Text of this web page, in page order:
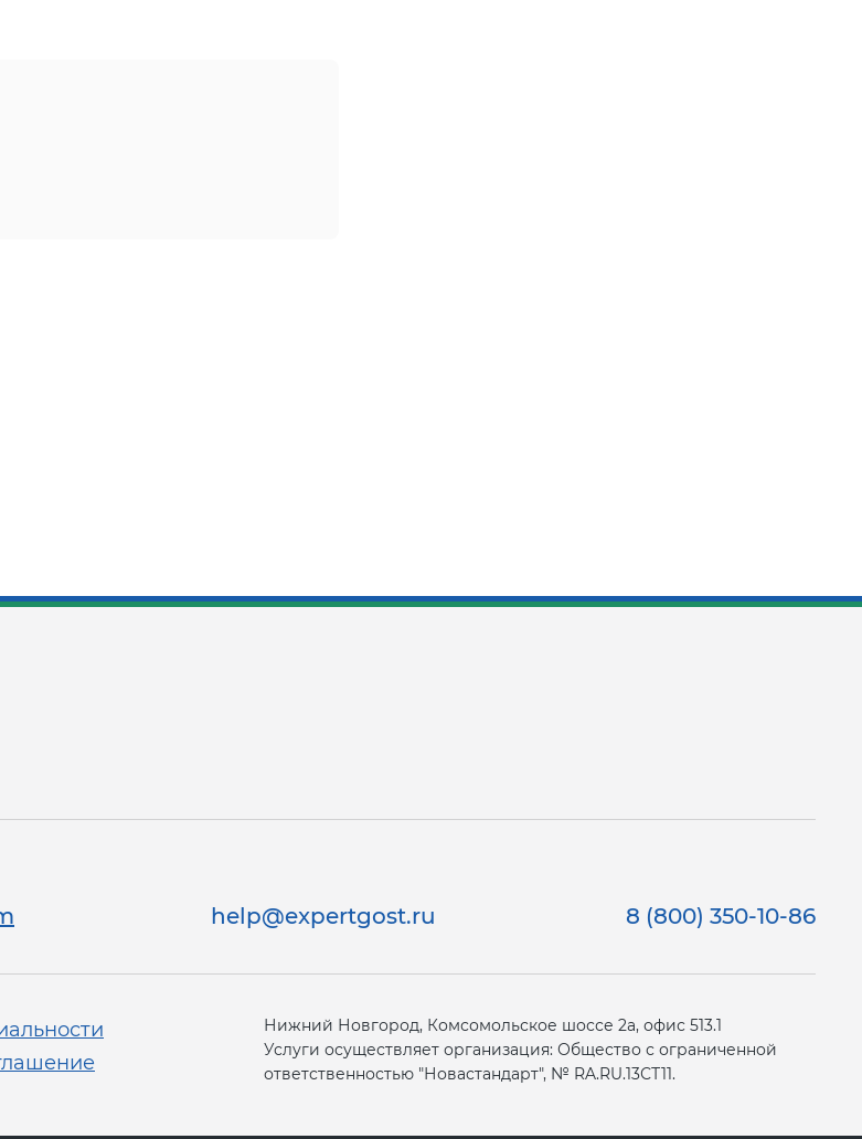
help@expertgost.ru 8 (800) 350-10-86
Нижний Новгород, Комсомольское шоссе 2а, офис 513.1
Услуги осуществляет организация: Общество с ограниченной
ответственностью "Новастандарт", № RA.RU.13СТ11.